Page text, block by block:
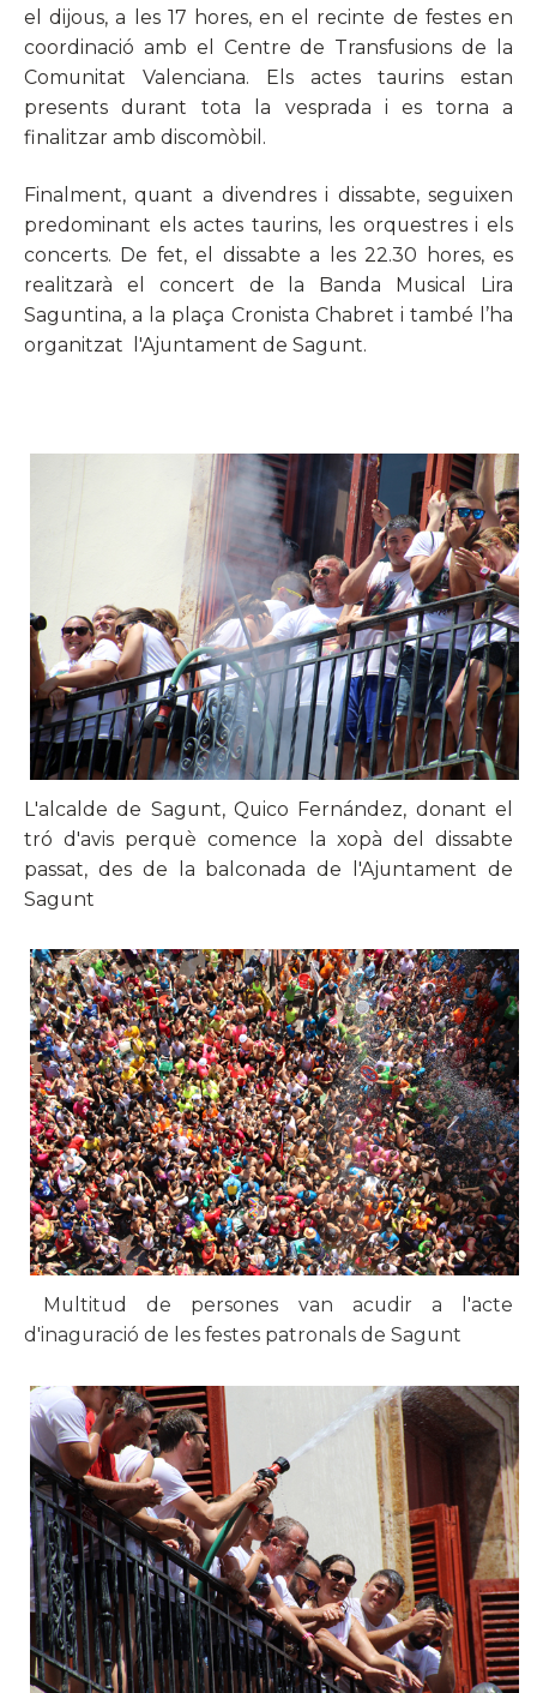
el dijous, a les 17 hores, en el recinte de festes en
coordinació amb el Centre de Transfusions de la
Comunitat Valenciana. Els actes taurins estan
presents durant tota la vesprada i es torna a
finalitzar amb discomòbil.
Finalment, quant a divendres i dissabte, seguixen
predominant els actes taurins, les orquestres i els
concerts. De fet, el dissabte a les 22.30 hores, es
realitzarà el concert de la Banda Musical Lira
Saguntina, a la plaça Cronista Chabret i també l’ha
organitzat l'Ajuntament de Sagunt.
L'alcalde de Sagunt, Quico Fernández, donant el
tró d'avis perquè comence la xopà del dissabte
passat, des de la balconada de l'Ajuntament de
Sagunt​
Multitud de persones van acudir a l'acte
d'inaguració de les festes patronals de Sagunt​